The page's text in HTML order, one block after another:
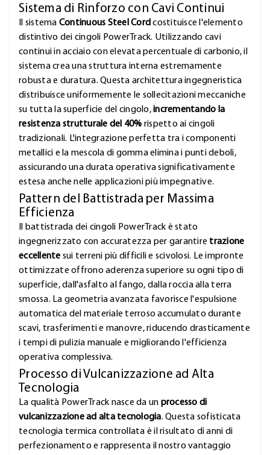
Sistema di Rinforzo con Cavi Continui
Il sistema Continuous Steel Cord costituisce l'elemento
distintivo dei cingoli PowerTrack. Utilizzando cavi
continui in acciaio con elevata percentuale di carbonio, il
sistema crea una struttura interna estremamente
robusta e duratura. Questa architettura ingegneristica
distribuisce uniformemente le sollecitazioni meccaniche
su tutta la superficie del cingolo,incrementando la
resistenza strutturale del 40% rispetto ai cingoli
tradizionali. L'integrazione perfetta tra i componenti
metallici e la mescola di gomma elimina i punti deboli,
assicurando una durata operativa significativamente
estesa anche nelle applicazioni più impegnative.
Pattern del Battistrada per Massima
Efficienza
Il battistrada dei cingoli PowerTrack è stato
ingegnerizzato con accuratezza per garantire trazione
eccellente sui terreni più difficili e scivolosi. Le impronte
ottimizzate offrono aderenza superiore su ogni tipo di
superficie, dall'asfalto al fango, dalla roccia alla terra
smossa. La geometria avanzata favorisce l'espulsione
automatica del materiale terroso accumulato durante
scavi, trasferimenti e manovre, riducendo drasticamente
i tempi di pulizia manuale e migliorando l'efficienza
operativa complessiva.
Processo di Vulcanizzazione ad Alta
Tecnologia
La qualità PowerTrack nasce da un processo di
vulcanizzazione ad alta tecnologia. Questa sofisticata
tecnologia termica controllata è il risultato di anni di
perfezionamento e rappresenta il nostro vantaggio